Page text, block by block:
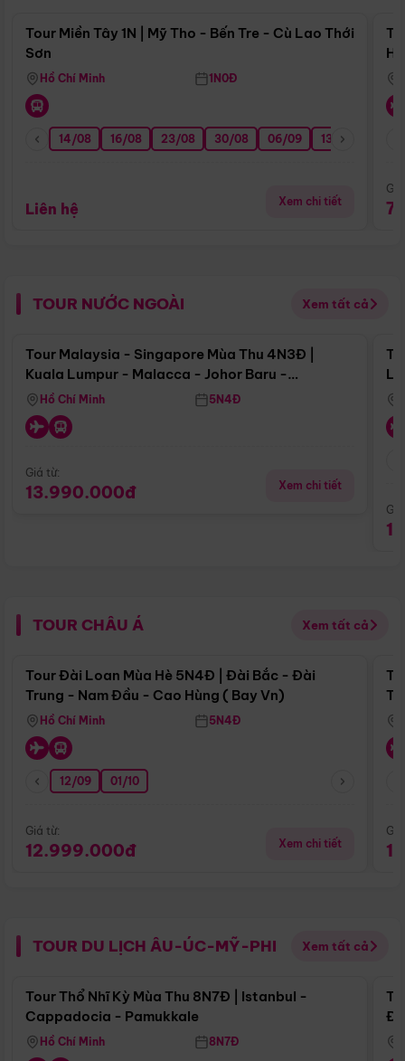
Tour Miền Tây 1N | Mỹ Tho - Bến Tre - Cù Lao Thới
Sơn
Hồ Chí Minh 1N0Đ
14/08 16/08 23/08 30/08 06/09 13/09
Liên hệ Xem chi tiết
TOUR NƯỚC NGOÀI Xem tất cả
Điểm nổi bật
Tour Malaysia - Singapore Mùa Thu 4N3Đ |
Kuala Lumpur - Malacca - Johor Baru -
Singapore
Hồ Chí Minh 5N4Đ
Giá từ:
13.990.000đ Xem chi tiết
TOUR CHÂU Á Xem tất cả
Điểm nổi bật
Tour Đài Loan Mùa Hè 5N4Đ | Đài Bắc - Đài
Trung - Nam Đầu - Cao Hùng ( Bay Vn)
Hồ Chí Minh 5N4Đ
12/09 01/10
Giá từ:
12.999.000đ Xem chi tiết
TOUR DU LỊCH ÂU-ÚC-MỸ-PHI Xem tất cả
Điểm nổi bật
Tour Thổ Nhĩ Kỳ Mùa Thu 8N7Đ | Istanbul -
Cappadocia - Pamukkale
Hồ Chí Minh 8N7Đ